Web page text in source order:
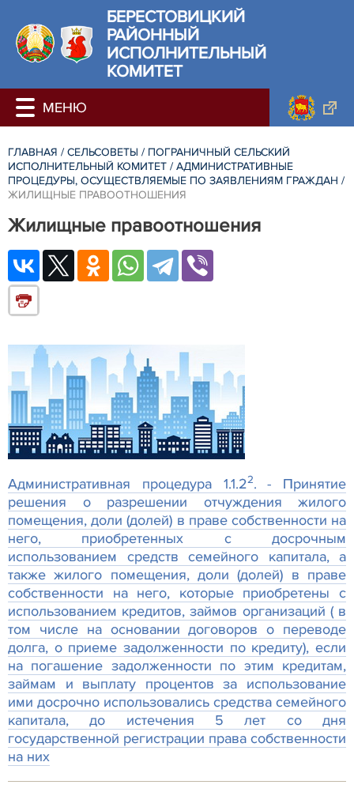
БЕРЕСТОВИЦКИЙ
РАЙОННЫЙ
ИСПОЛНИТЕЛЬНЫЙ
КОМИТЕТ
ГЛАВНАЯ / СЕЛЬСОВЕТЫ / ПОГРАНИЧНЫЙ СЕЛЬСКИЙ
ИСПОЛНИТЕЛЬНЫЙ КОМИТЕТ / АДМИНИСТРАТИВНЫЕ
ПРОЦЕДУРЫ, ОСУЩЕСТВЛЯЕМЫЕ ПО ЗАЯВЛЕНИЯМ ГРАЖДАН /
ЖИЛИЩНЫЕ ПРАВООТНОШЕНИЯ
Жилищные правоотношения
Административная процедура 1.1.22.
- Принятие
решения о разрешении отчуждения жилого
помещения, доли (долей) в праве собственности на
него, приобретенных с досрочным
использованием средств семейного капитала, а
также жилого помещения, доли (долей) в праве
собственности на него, которые приобретены с
использованием кредитов, займов организаций ( в
том числе на основании договоров о переводе
долга, о приеме задолженности по кредиту), если
на погашение задолженности по этим кредитам,
займам и выплату процентов за использование
ими досрочно использовались средства семейного
капитала, до истечения 5 лет со дня
государственной регистрации права собственности
на них